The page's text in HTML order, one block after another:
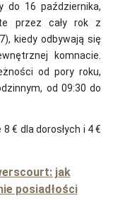
do 16 października,
przez cały rok z
kiedy odbywają się
komnacie.
od pory roku,
od 09:30 do
€ dla dorosłych i 4 €
jak
posiadłości